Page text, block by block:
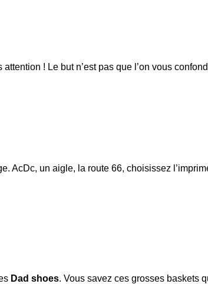
! Le but n’est pas que l’on vous
AcDc, un aigle, la route 66, choisissez
Dad shoes. Vous savez ces grosses baskets